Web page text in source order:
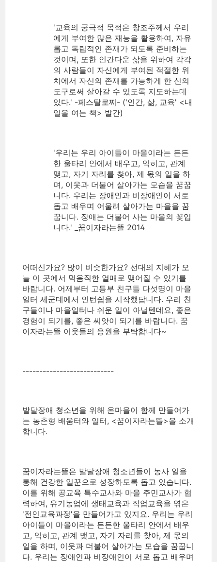
'교육의 궁극적 목적은 창조주께서 우리
에게 부여한 많은 재능을 활용하여, 자유
롭고 독립적인 존재가 되도록 준비하는
것이며, 또한 인간다운 삶을 위하여 각각
의 사람들이 자신에게 부여된 적절한 위
치에서 자신의 존재를 가능하게 한 신의
도구로써 살아갈 수 있도록 지도하는데
있다.' -페스탈로찌- ('인간, 삶, 교육' <내
일을 여는 책> 발간)
'우리는 우리 아이들이 마을이라는 든든
한 울타리 안에서 배우고, 익히고, 관계
맺고, 자기 자리를 찾아, 제 몫의 일을 하
며, 이웃과 더불어 살아가는 모습을 꿈꿉
니다. 우리는 장애인과 비장애인이 서로
돕고 배우며 어울려 살아가는 마을을 꿈
꿉니다. 장애는 더불어 사는 마을의 꽃입
니다.' _꿈이자라는뜰 2014
어떠신가요? 많이 비슷한가요? 선대의 지혜가 오
늘 이 곳에서 먹음직한 열매로 맺어질 수 있기를
바랍니다. 어제부터 고등부 친구들 다섯명이 마을
일터 세군데에서 인턴쉽을 시작했답니다. 우리 친
구들이나 마을일터나 쉬운 일이 아닐텐데요, 좋은
경험이 되기를, 좋은 씨앗이 되기를 바랍니다. 꿈
이자라는뜰 이웃들의 응원을 부탁합니다~
---------------------------
발달장애 청소년을 위해 온마을이 함께 만들어가
는 농촌형 배움터와 일터, <꿈이자라는뜰>을 소개
합니다.
꿈이자라는뜰은 발달장애 청소년들이 농사 일을
통해 건강한 일꾼으로 성장하도록 돕고 있습니다.
이를 위해 공교육 특수교사와 마을 주민교사가 협
력하여, 유기농업에 생태교육과 직업교육을 엮은
'전인교육과정'을 만들어가고 있지요. 우리는 우리
아이들이 마을이라는 든든한 울타리 안에서 배우
고, 익히고, 관계 맺고, 자기 자리를 찾아, 제 몫의
일을 하며, 이웃과 더불어 살아가는 모습을 꿈꿉니
다. 우리는 장애인과 비장애인이 서로 돕고 배우며